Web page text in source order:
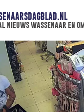
nieuws wassenaar en